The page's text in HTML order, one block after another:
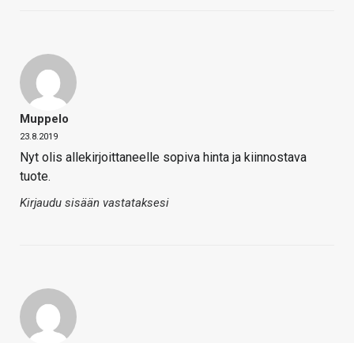
Muppelo
23.8.2019
Nyt olis allekirjoittaneelle sopiva hinta ja kiinnostava
tuote.
Kirjaudu sisään vastataksesi